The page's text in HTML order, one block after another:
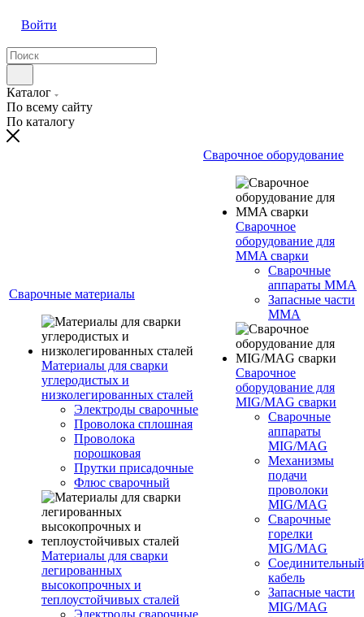
Войти
Каталог
По всему сайту
По каталогу
Сварочные материалы
Материалы для сварки
углеродистых и
низколегированных сталей
Электроды сварочные
Проволока сплошная
Проволока
порошковая
Прутки присадочные
Флюс сварочный
Материалы для сварки
легированных
высокопрочных и
теплоустойчивых сталей
Электроды сварочные
Сварочное оборудование
Сварочное
оборудование для
MMA сварки
Сварочные
аппараты MMA
Запасные части
MMA
Сварочное
оборудование для
MIG/MAG сварки
Сварочные
аппараты
MIG/MAG
Механизмы
подачи
проволоки
MIG/MAG
Сварочные
горелки
MIG/MAG
Соединительный
кабель
Запасные части
MIG/MAG